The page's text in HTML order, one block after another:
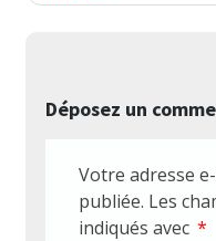
Déposez un
Votre adresse
publiée. Les
indiqués avec *